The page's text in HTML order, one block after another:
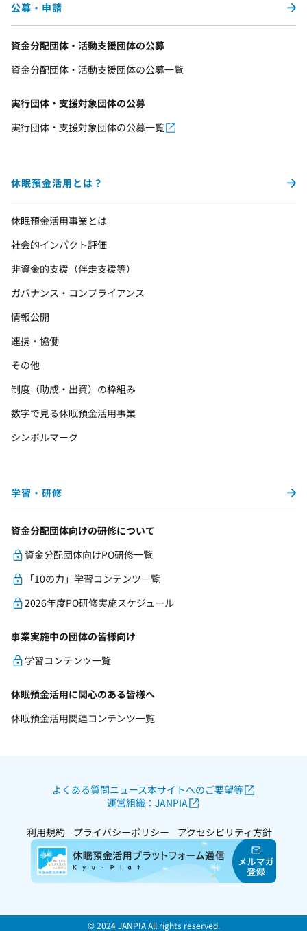
公募・申請
資金分配団体・活動支援団体の公募
資金分配団体・活動支援団体の公募一覧
実行団体・支援対象団体の公募
実行団体・支援対象団体の公募一覧
休眠預金活用とは？
休眠預金活用事業とは
社会的インパクト評価
非資金的支援（伴走支援等）
ガバナンス・コンプライアンス
情報公開
連携・協働
その他
制度（助成・出資）の枠組み
数字で見る休眠預金活用事業
シンボルマーク
学習・研修
資金分配団体向けの研修について
資金分配団体向けPO研修一覧
「10の力」学習コンテンツ一覧
2026年度PO研修実施スケジュール
事業実施中の団体の皆様向け
学習コンテンツ一覧
休眠預金活用に関心のある皆様へ
休眠預金活用関連コンテンツ一覧
よくある質問ニュース本サイトへのご要望等
運営組織：JANPIA
利用規約 プライバシーポリシー アクセシビリティ方針
© 2024 JANPIA All rights reserved.